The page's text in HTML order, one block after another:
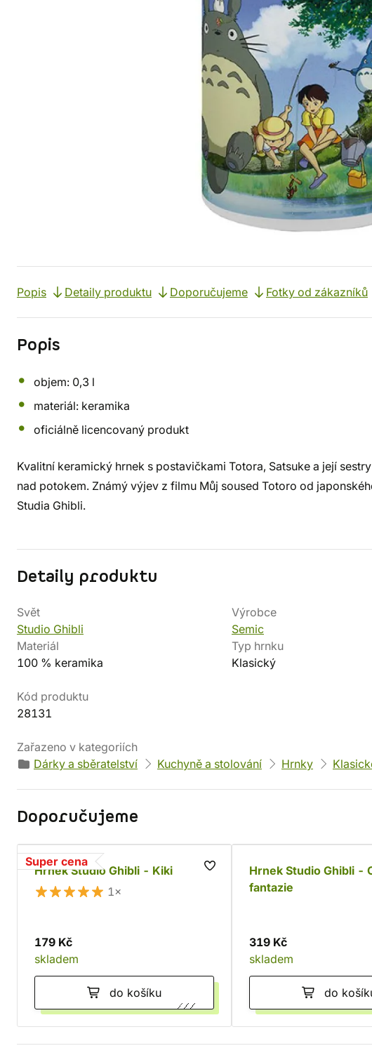
Popis Detaily produktu Doporučujeme Fotky od zákazníků
Popis
objem: 0,3 l
materiál: keramika
oficiálně licencovaný produkt
Kvalitní keramický hrnek s postavičkami Totora, Satsuke a její
nad potokem. Známý výjev z filmu Můj soused Totoro od
Studia Ghibli.
Detaily produktu
Svět
Studio Ghibli
Výrobce
Semic
Materiál
100 % keramika
Typ hrnku
Klasický
Kód produktu
28131
Zařazeno v kategoriích
Dárky a sběratelství
Kuchyně a stolování Hrnky
Doporučujeme
Super cena
Hrnek Studio Ghibli - Kiki
1×
179 Kč
skladem
do košíku
Hrnek Studio Ghibli -
fantazie
319 Kč
skladem
do